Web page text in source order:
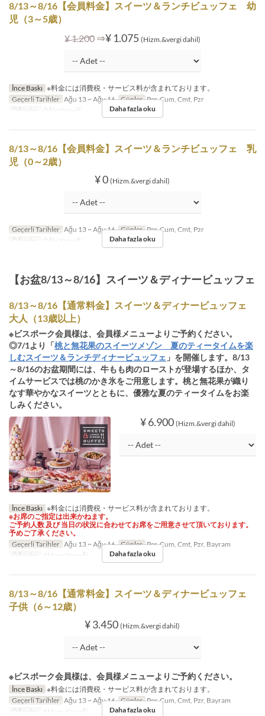
8/13～8/16【会員料金】スイーツ＆ランチビュッフェ 幼
児（3～5歳）
¥ 1.200 ⇒¥ 1.075 (Hizm.&vergi dahil)
İnce Baskı ※料金には消費税・サービス料が含まれております。
Geçerli Tarihler Ağu 13 ~ Ağu 16 Günler Per, Cum, Cmt, Pzr
Öğünler
Öğle Yemeği Daha fazla oku
8/13～8/16【会員料金】スイーツ＆ランチビュッフェ 乳
児（0～2歳）
¥ 0 (Hizm.&vergi dahil)
Geçerli Tarihler Ağu 13 ~ Ağu 16 Günler Per, Cum, Cmt, Pzr
Öğünler
Öğle Yemeği Daha fazla oku
【お盆8/13～8/16】スイーツ＆ディナービュッフェ
8/13～8/16【通常料金】スイーツ＆ディナービュッフェ
大人（13歳以上）
※ビスポーク会員様は、会員様メニューよりご予約ください。
◎7/1より「桃と無花果のスイーツメゾン 夏のティータイムを楽
しむスイーツ＆ランチディナービュッフェ 」を開催します。8/13
～8/16のお盆期間には、牛もも肉のローストが登場するほか、タ
イムサービスでは桃のかき氷をご用意します。桃と無花果が織り
なす華やかなスイーツとともに、優雅な夏のティータイムをお楽
しみください。
¥ 6.900 (Hizm.&vergi dahil)
İnce Baskı ※料金には消費税・サービス料が含まれております。
※お席のご指定は出来かねます。
ご予約人数 及び 当日の状況に合わせてお席をご用意させて頂いております。
予めご了承ください。
Geçerli Tarihler Ağu 13 ~ Ağu 16 Günler Per, Cum, Cmt, Pzr, Bayram
Öğünler
Akşam Yemeği Daha fazla oku
8/13～8/16【通常料金】スイーツ＆ディナービュッフェ
子供（6～12歳）
¥ 3.450 (Hizm.&vergi dahil)
※ビスポーク会員様は、会員様メニューよりご予約ください。
İnce Baskı ※料金には消費税・サービス料が含まれております。
Geçerli Tarihler Ağu 13 ~ Ağu 16 Günler Per, Cum, Cmt, Pzr, Bayram
Öğünler
Akşam Yemeği Daha fazla oku